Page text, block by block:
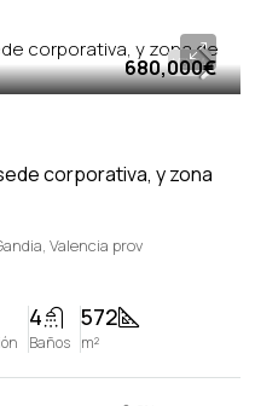
VENTA
corporativa, y zona
680,000€
Valencia prov
4
Baños
572
m²